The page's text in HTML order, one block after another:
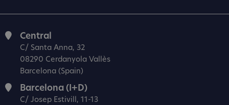
Central
C/ Santa Anna, 32
08290 Cerdanyola Vallès
Barcelona (Spain)
Barcelona (I+D)
C/ Josep Estivill, 11-13